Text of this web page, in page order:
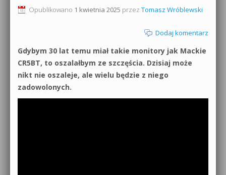
Opublikowano 1 kwietnia 2025 przez Tomasz Wróblewski
Dodaj komentarz
Gdybym 30 lat temu miał takie monitory jak Mackie
CR5BT, to oszalałbym ze szczęścia. Dzisiaj może
nikt nie oszaleje, ale wielu będzie z niego
zadowolonych.